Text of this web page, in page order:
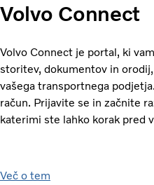
Volvo Connect
Volvo Connect je portal, ki
storitev, dokumentov in
vašega transportnega
račun. Prijavite se in začnite
katerimi ste lahko korak pred
Več o tem